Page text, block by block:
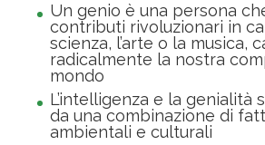
Un genio è una persona
contributi rivoluzionari in
scienza, l’arte o la musica,
radicalmente la nostra
mondo
L’intelligenza e la genialità
da una combinazione di
ambientali e culturali